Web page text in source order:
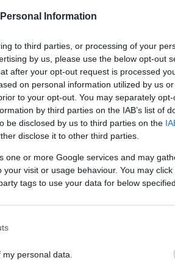
Information
to third parties, or processing of your
by us, please use the below opt-out
after your opt-out request is processed
on personal information utilized by us
to your opt-out. You may separately
by third parties on the IAB’s list of
be disclosed by us to third parties on the
disclose it to other third parties.
one or more Google services and may
visit or usage behaviour. You may
tags to use your data for below
personal data.
lehet abban, hogy jó évet
dolláros álomhatárt.
jegyzett, mint a
Panda – utóbbiban a hangját
szereplőnek.
be az Elcserélt életek
akár Oscart is kaphat.
készült filmben
akinek eltűnik a kisfia.
akarja zárni az ügyet,
hogy egy másik fiút
A